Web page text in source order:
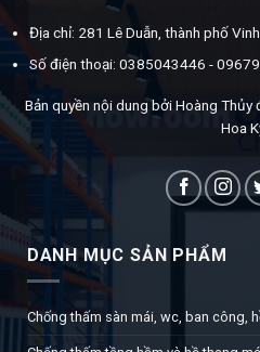
Địa chỉ: 281 Lê Duẫn, thành phố
Số điện thoại: 0385043446 -
Bản quyền nội dung bởi Hoàng
Hoa
DANH MỤC SẢN PHẨM
Chống thấm sàn mái, wc, ban công,